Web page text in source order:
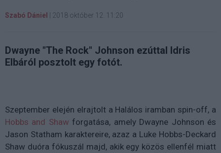
Szabó Dániel 2018 október 12. 11:20
Dwayne "The Rock" Johnson ezúttal Idris
Elbáról posztolt egy fotót.
Szeptember elején elrajtolt a Halálos iramban spin-off, a
Hobbs and Shaw forgatása, amely Dwayne Johnson és
Jason Statham karaktereire, azaz a Luke Hobbs-Deckard
Shaw duóra fókuszál majd, akik egy közös ellenfél miatt